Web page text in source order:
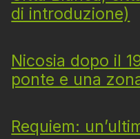
di introduzione)
Nicosia dopo il
ponte e una
Requiem: